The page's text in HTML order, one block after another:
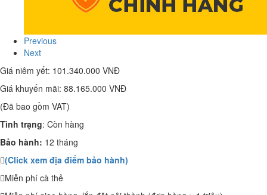
Previous
Next
Giá niêm yết: 101.340.000 VNĐ
Giá khuyến mãi: 88.165.000 VNĐ
(Đã bao gồm VAT)
Tình trạng: Còn hàng
Bảo hành: 12 tháng
(Click xem địa điểm bảo hành)
Miễn phí cà thẻ